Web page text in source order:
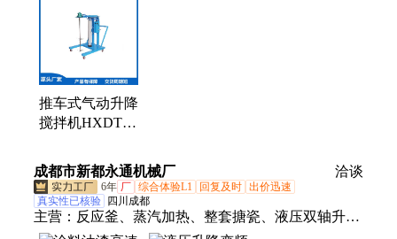
推车式气动升降
搅拌机HXDTC-
溶液搅拌可持续
运行
成都市新都永通机械厂 洽谈
6年 厂 综合体验L1 回复及时 出价迅速
真实性已核验
四川成都
主营： 反应釜、蒸汽加热、整套搪瓷、液压双轴升降